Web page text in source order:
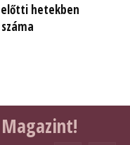
előtti hetekben